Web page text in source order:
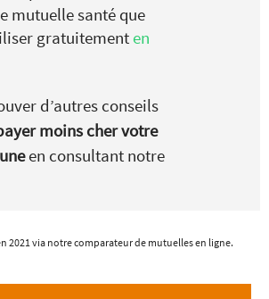
mutuelle santé que
gratuitement en
d’autres conseils
moins cher votre
en consultant notre
2021 via notre comparateur de mutuelles en ligne.